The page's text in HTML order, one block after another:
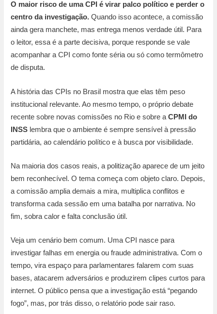
O maior risco de uma CPI é virar palco político e perder o
centro da investigação. Quando isso acontece, a comissão
ainda gera manchete, mas entrega menos verdade útil. Para
o leitor, essa é a parte decisiva, porque responde se vale
acompanhar a CPI como fonte séria ou só como termômetro
de disputa.
A história das CPIs no Brasil mostra que elas têm peso
institucional relevante. Ao mesmo tempo, o próprio debate
recente sobre novas comissões no Rio e sobre aCPMI do
INSS lembra que o ambiente é sempre sensível à pressão
partidária, ao calendário político e à busca por visibilidade.
Na maioria dos casos reais, a politização aparece de um jeito
bem reconhecível. O tema começa com objeto claro. Depois,
a comissão amplia demais a mira, multiplica conflitos e
transforma cada sessão em uma batalha por narrativa. No
fim, sobra calor e falta conclusão útil.
Veja um cenário bem comum. Uma CPI nasce para
investigar falhas em energia ou fraude administrativa. Com o
tempo, vira espaço para parlamentares falarem com suas
bases, atacarem adversários e produzirem clipes curtos para
internet. O público pensa que a investigação está “pegando
fogo”, mas, por trás disso, o relatório pode sair raso.